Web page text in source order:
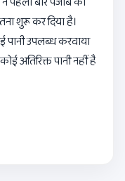
शुरू कर दिया है।
उपलब्ध करवाया
अतिरिक्त पानी नहीं है